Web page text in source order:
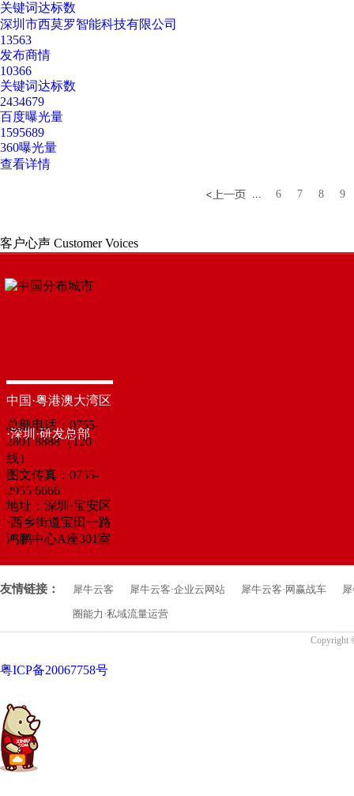
关键词达标数
深圳市西莫罗智能科技有限公司
13563
发布商情
10366
关键词达标数
2434679
百度曝光量
1595689
360曝光量
查看详情
... 6 7 8 9
客户心声 Customer Voices
中国·粤港澳大湾区
·深圳·研发总部
总部电话：0755-
2801 8888（120
线）
图文传真：0755-
2955 6666
地址：深圳·宝安区
·西乡街道宝田一路
鸿鹏中心A座301室
友情链接： 犀牛云客 犀牛云客·企业云网站 犀牛云客·网赢战车
圈能力·私域流量运营
Copyright
粤ICP备20067758号